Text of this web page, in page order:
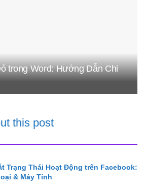
trong Word: Hướng Dẫn Chi
this post
Trạng Thái Hoạt Động trên Facebook:
& Máy Tính